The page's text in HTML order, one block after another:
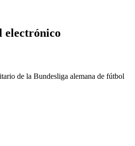
electrónico
de la Bundesliga alemana de fútbol